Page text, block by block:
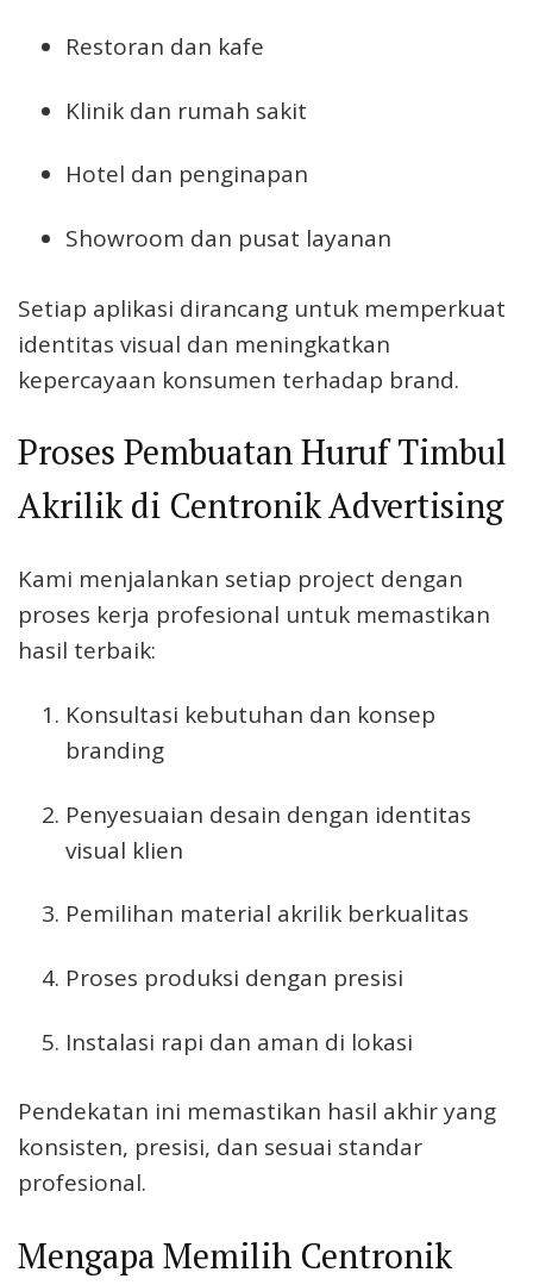
Restoran dan kafe
Klinik dan rumah sakit
Hotel dan penginapan
Showroom dan pusat layanan
Setiap aplikasi dirancang untuk memperkuat
identitas visual dan meningkatkan
kepercayaan konsumen terhadap brand.
Proses Pembuatan Huruf Timbul
Akrilik di Centronik Advertising
Kami menjalankan setiap project dengan
proses kerja profesional untuk memastikan
hasil terbaik:
Konsultasi kebutuhan dan konsep
branding
Penyesuaian desain dengan identitas
visual klien
Pemilihan material akrilik berkualitas
Proses produksi dengan presisi
Instalasi rapi dan aman di lokasi
Pendekatan ini memastikan hasil akhir yang
konsisten, presisi, dan sesuai standar
profesional.
Mengapa Memilih Centronik